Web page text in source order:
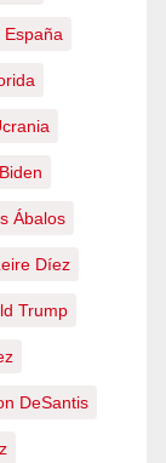
España
Ábalos
Díez
Trump
DeSantis